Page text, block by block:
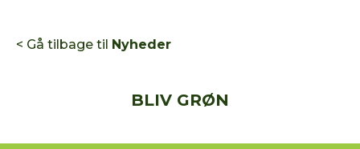
< Gå tilbage til Nyheder
BLIV GRØN